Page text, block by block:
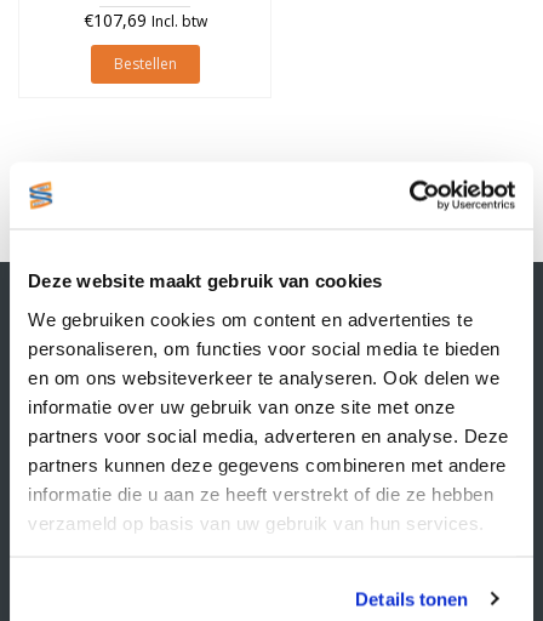
Deze website maakt gebruik van cookies
We gebruiken cookies om content en advertenties te
personaliseren, om functies voor social media te bieden
en om ons websiteverkeer te analyseren. Ook delen we
informatie over uw gebruik van onze site met onze
partners voor social media, adverteren en analyse. Deze
partners kunnen deze gegevens combineren met andere
informatie die u aan ze heeft verstrekt of die ze hebben
verzameld op basis van uw gebruik van hun services.
Details tonen
€107,69 Incl. btw
Bestellen
1
Contactgegevens
Supply Service B.V.
Nijverheidsstraat 25-K
3861 RJ Nijkerk
info@supplyservice.nl
+31 33 468 13 42
KvK nummer: 66384737